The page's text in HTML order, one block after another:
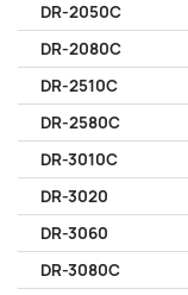
DR-2050C
DR-2080C
DR-2510C
DR-2580C
DR-3010C
DR-3020
DR-3060
DR-3080C